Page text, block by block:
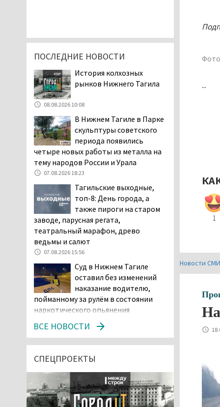
...
1
Новости
ПОСЛЕДНИЕ НОВОСТИ
История колхозных
рынков Нижнего Тагила
08.08.2026 10:08
В Нижнем Тагиле в Парке
скульптуры советского
периода появились
четыре новых работы из металла на
тему народов России и Урала
07.08.2026 18:23
Тагильские выходные,
топ-8: День города, а
также пироги на старом
заводе, парусная регата,
театральный марафон, древо
ведьмы и салют
07.08.2026 15:56
Суд в Нижнем Тагиле
оставил без изменений
наказание водителю,
пойманному за рулём в состоянии
наркотического опьянения
ДТП под Екатеринбургом
Тагильские спасатели
проникли в квартиру
через балкон, чтобы
ВСЕ НОВОСТИ
СПЕЦПРОЕКТЫ